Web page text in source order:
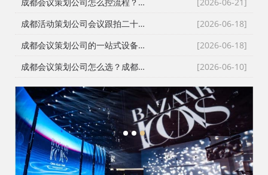
[2026-06-18]
成都活动策划公司会议跟拍二十七年的镜头逻辑：从医学会议到年会直播的现场记录
[2026-06-18]
成都会议策划公司的一站式设备配套：从舞台搭建到LED屏的现场逻辑
[2026-06-10]
成都会议策划公司怎么选？成都会务公司与成都活动执行公司全流程服务拆解
1 2 3